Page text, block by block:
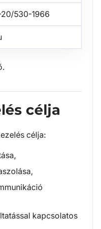
530-1966
célja
célja:
kapcsolatos